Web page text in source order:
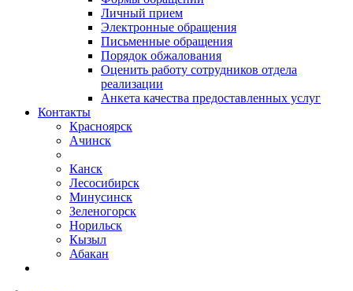
Личный прием
Электронные обращения
Письменные обращения
Порядок обжалования
Оценить работу сотрудников отдела
реализации
Анкета качества предоставленных услуг
Контакты
Красноярск
Ачинск
Канск
Лесосибирск
Минусинск
Зеленогорск
Норильск
Кызыл
Абакан